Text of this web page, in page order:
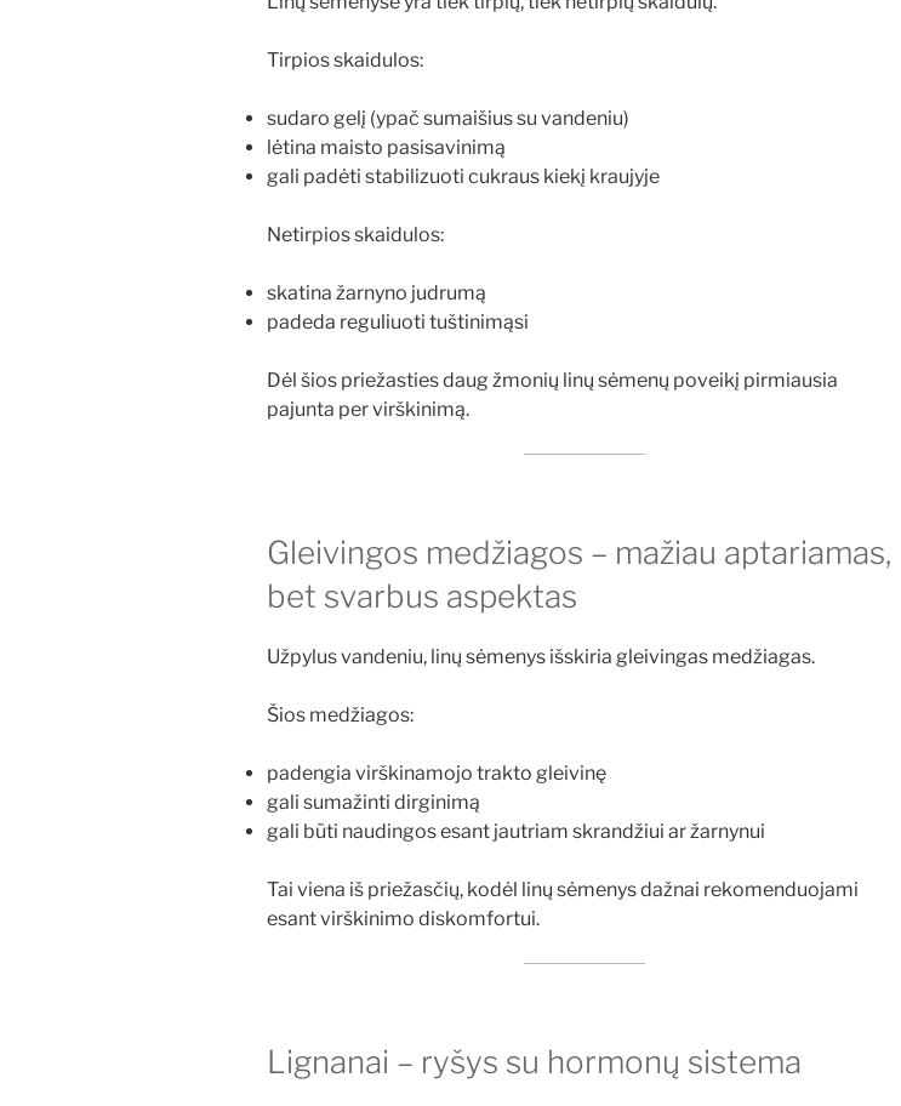
Tirpios skaidulos:
sudaro gelį (ypač sumaišius su vandeniu)
lėtina maisto pasisavinimą
gali padėti stabilizuoti cukraus kiekį kraujyje
Netirpios skaidulos:
skatina žarnyno judrumą
padeda reguliuoti tuštinimąsi
Dėl šios priežasties daug žmonių linų sėmenų poveikį pirmiausia
pajunta per virškinimą.
Gleivingos medžiagos – mažiau aptariamas,
bet svarbus aspektas
Užpylus vandeniu, linų sėmenys išskiria gleivingas medžiagas.
Šios medžiagos:
padengia virškinamojo trakto gleivinę
gali sumažinti dirginimą
gali būti naudingos esant jautriam skrandžiui ar žarnynui
Tai viena iš priežasčių, kodėl linų sėmenys dažnai rekomenduojami
esant virškinimo diskomfortui.
Lignanai – ryšys su hormonų sistema